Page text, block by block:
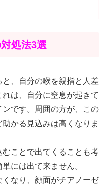
処法3選
、自分の喉を親指と人差
は、自分に窒息が起きて
です。周囲の方が、この
かる見込みは高くなりま
ことで出てくることも考
には出て来ません。
なり、顔面がチアノーゼ